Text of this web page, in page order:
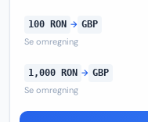
100 RON → GBP
Se omregning
1,000 RON → GBP
Se omregning